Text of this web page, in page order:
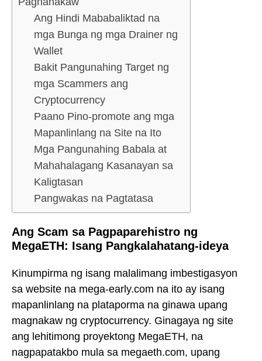
Ang Hindi Mababaliktad na
mga Bunga ng mga Drainer ng
Wallet
Bakit Pangunahing Target ng
mga Scammers ang
Cryptocurrency
Paano Pino-promote ang mga
Mapanlinlang na Site na Ito
Mga Pangunahing Babala at
Mahahalagang Kasanayan sa
Kaligtasan
Pangwakas na Pagtatasa
Ang Scam sa Pagpaparehistro ng
MegaETH: Isang Pangkalahatang-ideya
Kinumpirma ng isang malalimang imbestigasyon
sa website na mega-early.com na ito ay isang
mapanlinlang na plataporma na ginawa upang
magnakaw ng cryptocurrency. Ginagaya ng site
ang lehitimong proyektong MegaETH, na
nagpapatakbo mula sa megaeth.com, upang